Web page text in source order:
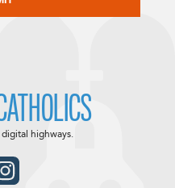
highways.